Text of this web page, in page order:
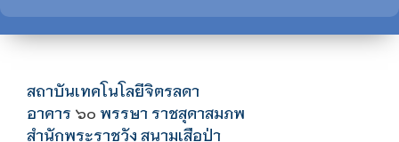
สถาบันเทคโนโลยีจิตรลดา
อาคาร ๖๐ พรรษา ราชสุดาสมภพ
สำนักพระราชวัง สนามเสือป่า